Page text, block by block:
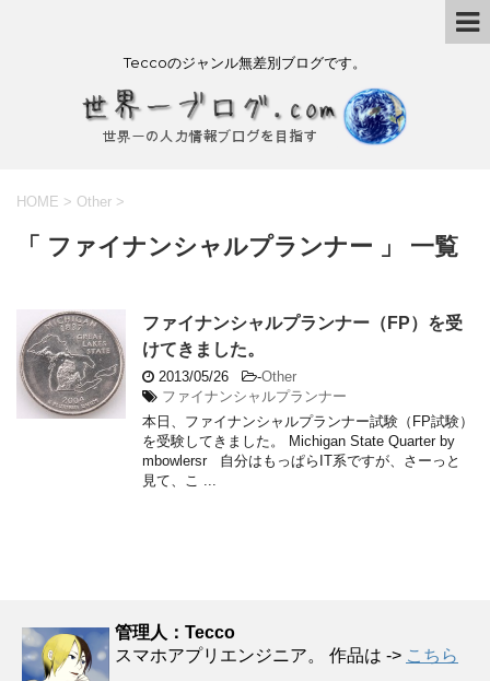
Teccoのジャンル無差別ブログです。
HOME > Other >
「 ファイナンシャルプランナー 」 一覧
ファイナンシャルプランナー（FP）を受
けてきました。
2013/05/26 -Other
ファイナンシャルプランナー
本日、ファイナンシャルプランナー試験（FP試験）
を受験してきました。 Michigan State Quarter by
mbowlersr 自分はもっぱらIT系ですが、さーっと
見て、こ ...
管理人：Tecco
スマホアプリエンジニア。 作品は -> こちら